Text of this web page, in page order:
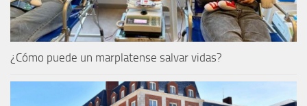
¿Cómo puede un marplatense salvar vidas?